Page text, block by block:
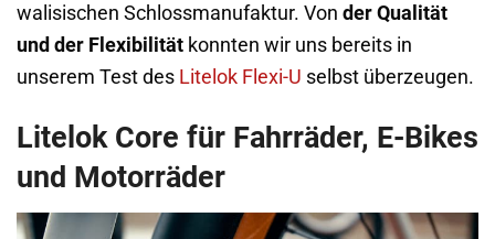
walisischen Schlossmanufaktur. Von der Qualität
und der Flexibilität konnten wir uns bereits in
unserem Test des Litelok Flexi-U selbst überzeugen.
Litelok Core für Fahrräder, E-Bikes
und Motorräder